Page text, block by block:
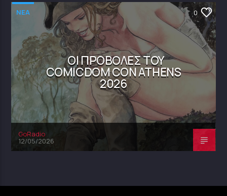
NEA 0
ΟΙ ΠΡΟΒΟΛΈΣ ΤΟΥ
COMICDOM CON ATHENS
2026
GoRadio
12/05/2026